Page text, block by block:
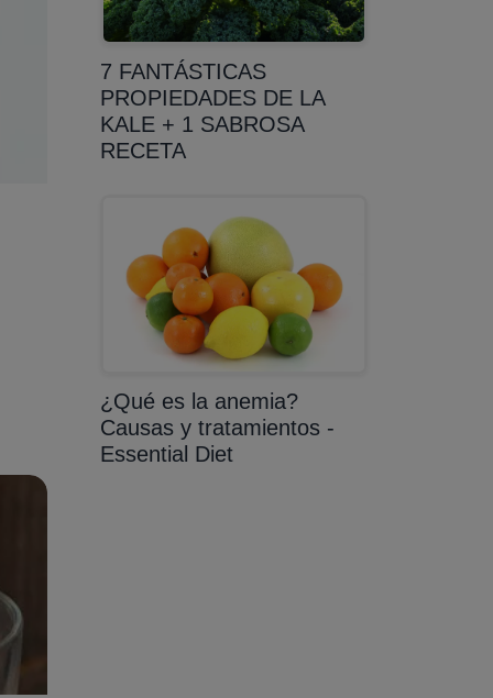
7 FANTÁSTICAS
PROPIEDADES DE LA
KALE + 1 SABROSA
RECETA
¿Qué es la anemia?
Causas y tratamientos -
Essential Diet